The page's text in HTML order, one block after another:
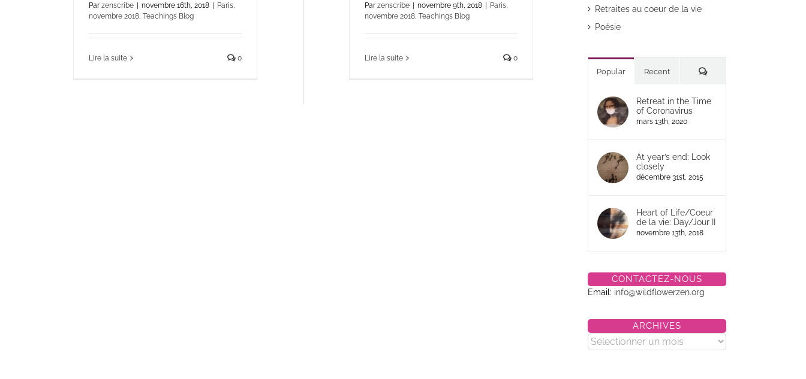
Par zenscribe | novembre 16th, 2018 | Paris,
novembre 2018 Teachings Blog
Lire la suite 0
Parzenscribe | novembre 9th, 2018 | Paris,
novembre 2018 ,Teachings Blog
Lire la suite 0
Retraites au coeur de la vie
Poésie
Popular Recent Commentaires
Retreat in the Time
of Coronavirus
mars 13th, 2020
At year’s end: Look
closely
décembre 31st, 2015
Heart of Life/Coeur
de la vie: Day/Jour II
novembre 13th, 2018
CONTACTEZ-NOUS
Email: info@wildflowerzen.org
ARCHIVES
Archives